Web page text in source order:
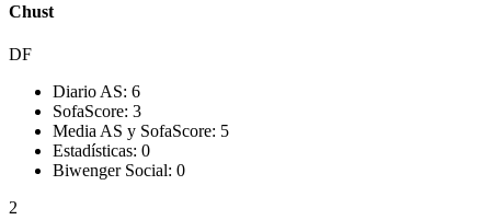
Chust
DF
Diario AS: 6
SofaScore: 3
Media AS y SofaScore: 5
Estadísticas: 0
Biwenger Social: 0
2